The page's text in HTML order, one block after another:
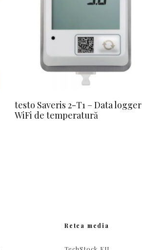
testo Saveris 2-T1 – Data logger
WiFi de temperatură
Retea media